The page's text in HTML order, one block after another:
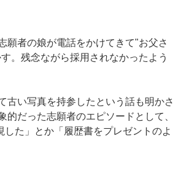
願者の娘が電話をかけてきて"お父さ
。残念ながら採用されなかったよう
古い写真を持参したという話も明かさ
だった志願者のエピソードとして、
した」とか「履歴書をプレゼントのよ